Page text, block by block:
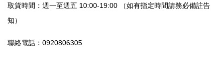
取貨時間：週一至週五 10:00-19:00 （如有指定時間請務必備註告
知）
聯絡電話：0920806305